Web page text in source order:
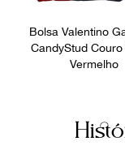
Bolsa Valentino
CandyStud Couro
Vermelho